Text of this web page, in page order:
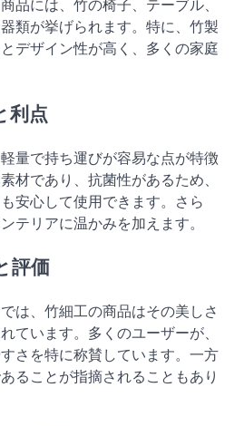
品には、竹の椅子、テーブル、
類が挙げられます。特に、竹製
デザイン性が高く、多くの家庭
利点
量で持ち運びが容易な点が特徴
材であり、抗菌性があるため、
安心して使用できます。さら
テリアに温かみを加えます。
評価
は、竹細工の商品はその美しさ
ています。多くのユーザーが、
さを特に称賛しています。一方
ることが指摘されることもあり